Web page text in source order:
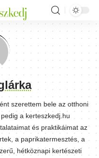
szerettem bele az otthoni
a kerteszkedj.hu
és praktikáimat az
a paprikatermesztés, a
hétköznapi kertészeti